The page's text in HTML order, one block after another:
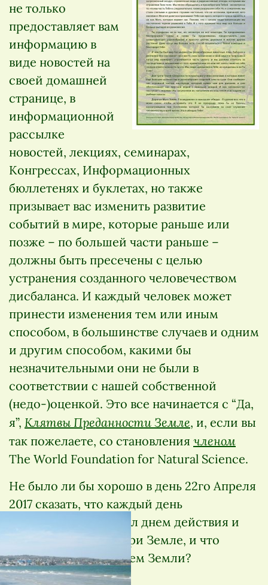
не только
предоставляет вам
информацию в
виде новостей на
своей домашней
странице, в
информационной
рассылке
новостей, лекциях, семинарах,
Конгрессах, Информационных
бюллетенях и буклетах, но также
призывает вас изменить развитие
событий в мире, которые раньше или
позже – по большей части раньше –
должны быть пресечены с целью
устранения созданного человечеством
дисбаланса. И каждый человек может
принести изменения тем или иным
способом, в большинстве случаев и одним
и другим способом, какими бы
незначительными они не были в
соответствии с нашей собственной
(недо-)оценкой. Это все начинается с “Да,
я”, Клятвы Преданности Земле, и, если вы
так пожелаете, со становления членом
The World Foundation for Natural Science.
Не было ли бы хорошо в день 22го Апреля
2017 сказать, что каждый день
прошедшего года был днем действия и
благодарности Матери Земле, и что
каждый день был Днем Земли?